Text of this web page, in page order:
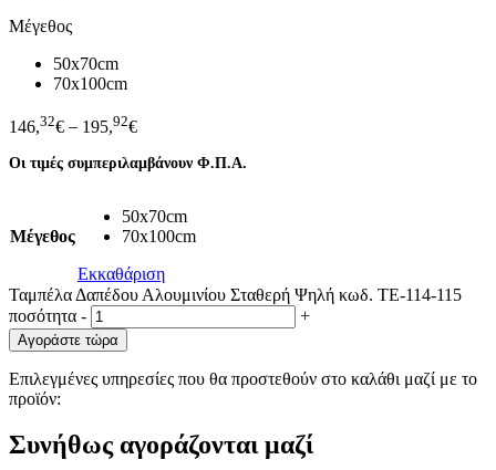
Μέγεθος
50x70cm
70x100cm
146,32€ – 195,92€
Οι τιμές συμπεριλαμβάνουν Φ.Π.Α.
Μέγεθος
50x70cm
70x100cm
Εκκαθάριση
Ταμπέλα Δαπέδου Αλουμινίου Σταθερή Ψηλή κωδ. ΤΕ-114-115
ποσότητα - +
Αγοράστε τώρα
Επιλεγμένες υπηρεσίες που θα προστεθούν στο καλάθι μαζί με το
προϊόν:
Συνήθως αγοράζονται μαζί